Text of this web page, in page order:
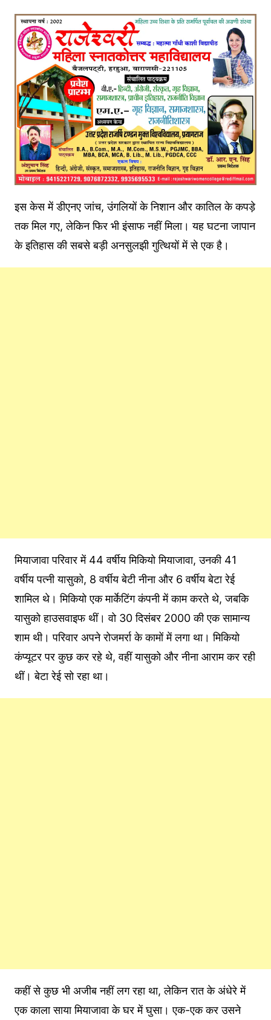
इस केस में डीएनए जांच, उंगलियों के निशान और कातिल के कपड़े
तक मिल गए, लेकिन फिर भी इंसाफ नहीं मिला। यह घटना जापान
के इतिहास की सबसे बड़ी अनसुलझी गुत्थियों में से एक है।
मियाजावा परिवार में 44 वर्षीय मिकियो मियाजावा, उनकी 41
वर्षीय पत्नी यासुको, 8 वर्षीय बेटी नीना और 6 वर्षीय बेटा रेई
शामिल थे। मिकियो एक मार्केटिंग कंपनी में काम करते थे, जबकि
यासुको हाउसवाइफ थीं। वो 30 दिसंबर 2000 की एक सामान्य
शाम थी। परिवार अपने रोजमर्रा के कामों में लगा था। मिकियो
कंप्यूटर पर कुछ कर रहे थे, वहीं यासुको और नीना आराम कर रही
थीं। बेटा रेई सो रहा था।
कहीं से कुछ भी अजीब नहीं लग रहा था, लेकिन रात के अंधेरे में
एक काला साया मियाजावा के घर में घुसा। एक-एक कर उसने